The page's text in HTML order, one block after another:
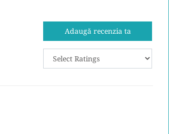
Adaugă recenzia ta